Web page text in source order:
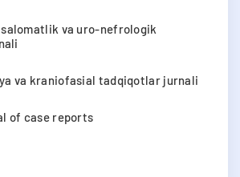
va uro-nefrologik
va kraniofasial tadqiqotlar jurnali
of case reports